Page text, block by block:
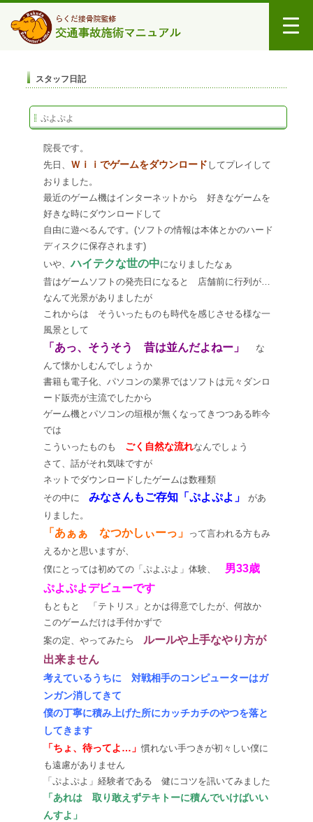
スタッフ日記
ぷよぷよ
院長です。
先日、 Ｗｉｉでゲームをダウンロード してプレイして
おりました。
最近のゲーム機はインターネットから 好きなゲームを
好きな時にダウンロードして
自由に遊べるんです。(ソフトの情報は本体とかのハード
ディスクに保存されます)
いや、ハイテクな世の中になりましたなぁ
昔はゲームソフトの発売日になると 店舗前に行列が…
なんて光景がありましたが
これからは そういったものも時代を感じさせる様な一
風景として
「あっ、そうそう 昔は並んだよねー」
な
んて懐かしむんでしょうか
書籍も電子化、パソコンの業界ではソフトは元々ダンロ
ード販売が主流でしたから
ゲーム機とパソコンの垣根が無くなってきつつある昨今
では
こういったものも ごく自然な流れなんでしょう
さて、話がそれ気味ですが
ネットでダウンロードしたゲームは数種類
その中に みなさんもご存知「ぷよぷよ」
があ
りました。
「あぁぁ なつかしぃーっ」
って言われる方もみ
えるかと思いますが、
僕にとっては初めての「ぷよぷよ」体験、 男33歳
ぷよぷよデビューです
もともと 「テトリス」とかは得意でしたが、何故か
このゲームだけは手付かずで
案の定、やってみたら ルールや上手なやり方が
出来ません
考えているうちに 対戦相手のコンピューターはガ
ンガン消してきて
僕の丁寧に積み上げた所にカッチカチのやつを落と
してきます
「ちょ、待ってよ…」 慣れない手つきが初々しい僕に
も遠慮がありません
「ぷよぷよ」経験者である 健にコツを訊いてみました
「あれは 取り敢えずテキトーに積んでいけばいい
んすよ」